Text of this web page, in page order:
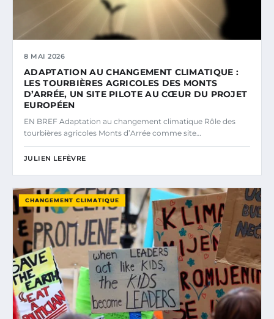
8 MAI 2026
ADAPTATION AU CHANGEMENT CLIMATIQUE :
LES TOURBIÈRES AGRICOLES DES MONTS
D’ARRÉE, UN SITE PILOTE AU CŒUR DU PROJET
EUROPÉEN
EN BREF Adaptation au changement climatique Rôle des
tourbières agricoles Monts d’Arrée comme site…
JULIEN LEFÈVRE
CHANGEMENT CLIMATIQUE